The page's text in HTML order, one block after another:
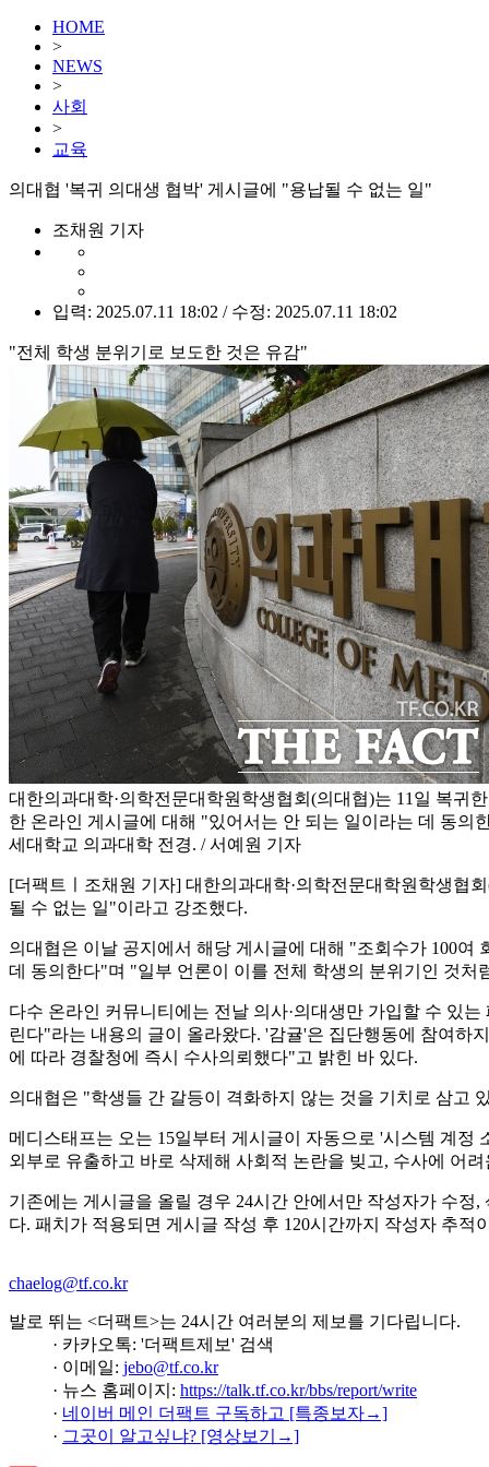
HOME
>
NEWS
>
사회
>
교육
의대협 '복귀 의대생 협박' 게시글에 "용납될 수 없는 일"
조채원 기자
입력: 2025.07.11 18:02 / 수정: 2025.07.11 18:02
"전체 학생 분위기로 보도한 것은 유감"
대한의과대학·의학전문대학원학생협회(의대협)는 11일 복귀
한 온라인 게시글에 대해 "있어서는 안 되는 일이라는 데 동의
세대학교 의과대학 전경. / 서예원 기자
[더팩트ㅣ조채원 기자] 대한의과대학·의학전문대학원학생협
될 수 없는 일"이라고 강조했다.
의대협은 이날 공지에서 해당 게시글에 대해 "조회수가 100
데 동의한다"며 "일부 언론이 이를 전체 학생의 분위기인 것처
다수 온라인 커뮤니티에는 전날 의사·의대생만 가입할 수 있
린다"라는 내용의 글이 올라왔다. '감귤'은 집단행동에 참여하
에 따라 경찰청에 즉시 수사의뢰했다"고 밝힌 바 있다.
의대협은 "학생들 간 갈등이 격화하지 않는 것을 기치로 삼고
메디스태프는 오는 15일부터 게시글이 자동으로 '시스템 계정
외부로 유출하고 바로 삭제해 사회적 논란을 빚고, 수사에 어
기존에는 게시글을 올릴 경우 24시간 안에서만 작성자가 수
다. 패치가 적용되면 게시글 작성 후 120시간까지 작성자 추적
chaelog@tf.co.kr
발로 뛰는 <더팩트>는 24시간 여러분의 제보를 기다립니다.
· 카카오톡: '더팩트제보' 검색
· 이메일: jebo@tf.co.kr
· 뉴스 홈페이지: https://talk.tf.co.kr/bbs/report/write
· 네이버 메인 더팩트 구독하고 [특종보자→]
· 그곳이 알고싶냐? [영상보기→]